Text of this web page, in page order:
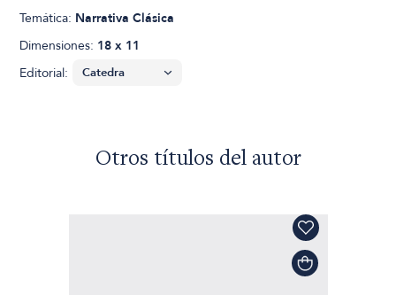
Temática: Narrativa Clásica
Dimensiones: 18 x 11
Editorial:
Otros títulos del autor